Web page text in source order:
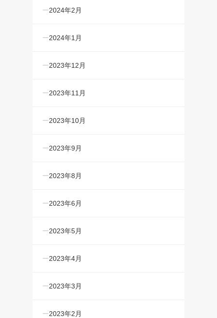
2024年2月
2024年1月
2023年12月
2023年11月
2023年10月
2023年9月
2023年8月
2023年6月
2023年5月
2023年4月
2023年3月
2023年2月